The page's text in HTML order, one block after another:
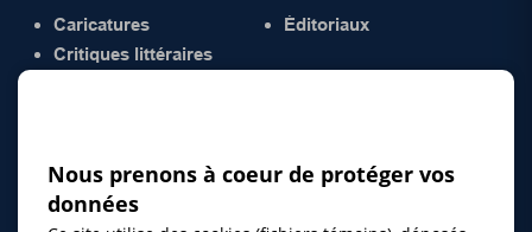
Caricatures
Critiques littéraires
Éditoriaux
Nous prenons à coeur de protéger vos
données